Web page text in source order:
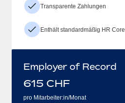
Transparente Zahlungen
Enthält standardmäßig HR Core
Employer of Record
615 CHF
pro Mitarbeiter:in/Monat